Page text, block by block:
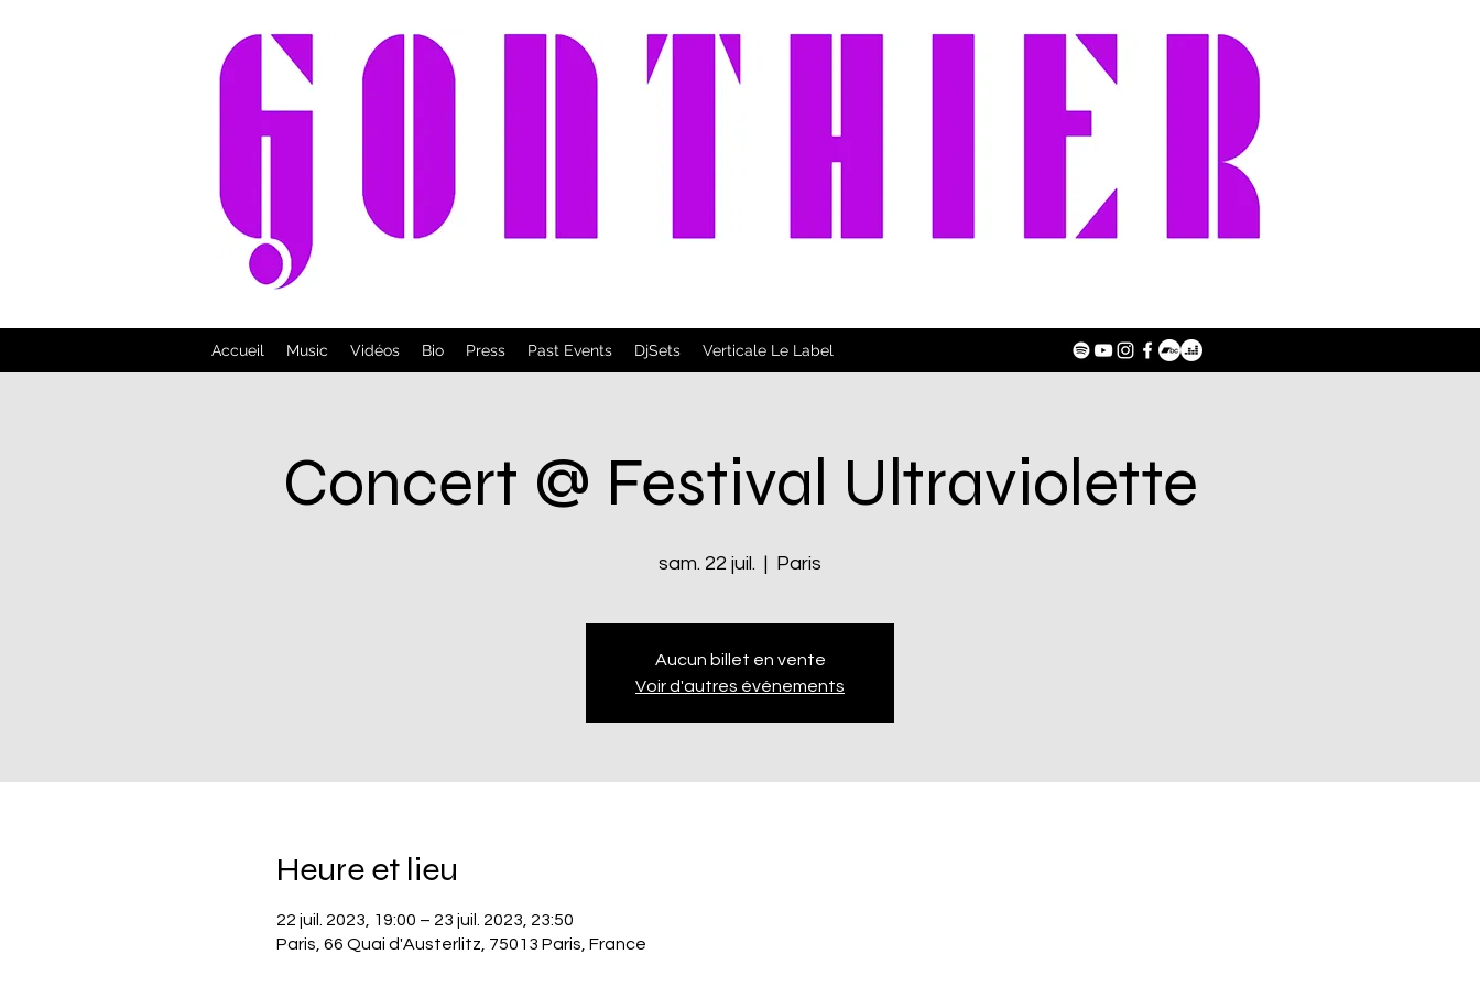
Accueil Music Vidéos Bio Press Past Events DjSets Verticale Le Label
Concert @ Festival Ultraviolette
sam. 22 juil.
  |
Paris
Aucun billet en vente
Voir d'autres événements
Heure et lieu
22 juil. 2023, 19:00 – 23 juil. 2023, 23:50
Paris, 66 Quai d'Austerlitz, 75013 Paris, France